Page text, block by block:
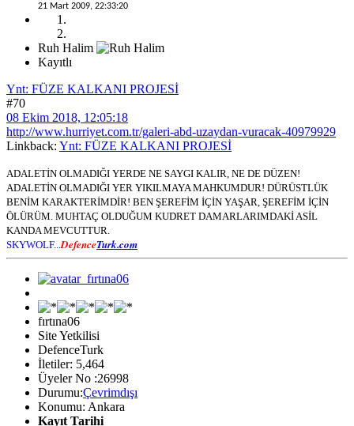
21 Mart 2009, 22:33:20
Ruh Halim
Kayıtlı
Ynt: FÜZE KALKANI PROJESİ
#70
08 Ekim 2018, 12:05:18
http://www.hurriyet.com.tr/galeri-abd-uzaydan-vuracak-40979929
Linkback: Ynt: FÜZE KALKANI PROJESİ
ADALETİN OLMADIĞI YERDE NE SAYGI KALIR, NE DE DÜZEN!
ADALETİN OLMADIĞI YER YIKILMAYA MAHKUMDUR! DÜRÜSTLÜK
BENİM KARAKTERİMDİR! BEN ŞEREFİM İÇİN YAŞAR, ŞEREFİM İÇİN
ÖLÜRÜM. MUHTAÇ OLDUĞUM KUDRET DAMARLARIMDAKİ ASİL
KANDA MEVCUTTUR.
SKYWOLF... DefenceTurk.com
fırtına06
Site Yetkilisi
DefenceTurk
İletiler: 5,464
Üyeler No :26998
Durumu:Çevrimdışı
Konumu: Ankara
Kayıt Tarihi